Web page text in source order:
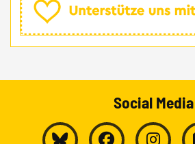
Social Media